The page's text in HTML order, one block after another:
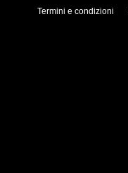
Termini e condizioni